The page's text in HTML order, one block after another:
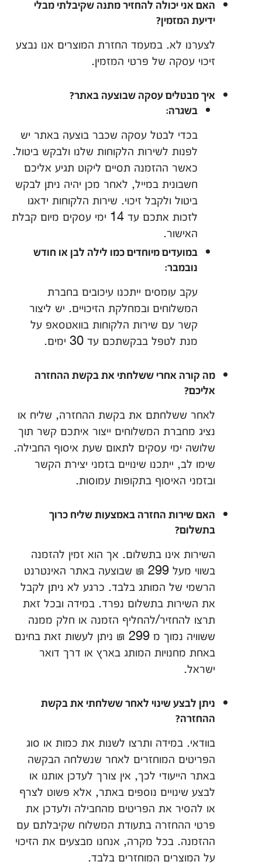
האם אני יכולה להחזיר מתנה שקיבלתי מבלי
ידיעת המזמין?
לצערנו לא. במעמד החזרת המוצרים אנו נבצע
זיכוי עסקה של פרטי המזמין.
איך מבטלים עסקה שבוצעה באתר?
בשגרה:
בכדי לבטל עסקה שכבר בוצעה באתר יש
לפנות לשירות הלקוחות שלנו ולבקש ביטול.
כאשר ההזמנה תסיים ליקוט תגיע אליכם
חשבונית במייל, לאחר מכן יהיה ניתן לבקש
ביטול ולקבל זיכוי. שירות הלקוחות ידאגו
לזכות אתכם עד 14 ימי עסקים מיום קבלת
האישור.
במועדים מיוחדים כמו לילה לבן או חודש
נובמבר:
עקב עומסים ייתכנו עיכובים בחברת
המשלוחים ובמחלקת הזיכויים. יש ליצור
קשר עם שירות הלקוחות בוואטסאפ על
מנת לטפל בבקשתכם עד 30 ימים.
מה קורה אחרי ששלחתי את בקשת ההחזרה
אליכם?
לאחר ששלחתם את בקשת ההחזרה, שליח או
נציג מחברת המשלוחים ייצור איתכם קשר תוך
שלושה ימי עסקים לתאום שעת איסוף החבילה.
שימו לב, ייתכנו שינויים בזמני יצירת הקשר
ובזמני האיסוף בתקופות עמוסות.
האם שירות החזרה באמצעות שליח כרוך
בתשלום?
השירות אינו בתשלום. אך הוא זמין להזמנה
בשווי מעל 299 ₪ שבוצעה באתר האינטרנט
הרשמי של המותג בלבד. כרגע לא ניתן לקבל
את השירות בתשלום נפרד. במידה ובכל זאת
תרצו להחזיר/להחליף הזמנה או חלק ממנה
ששוויה נמוך מ 299 ₪ ניתן לעשות זאת בחינם
באחת מחנויות המותג בארץ או דרך דואר
ישראל.
ניתן לבצע שינוי לאחר ששלחתי את בקשת
ההחזרה?
בוודאי. במידה ותרצו לשנות את כמות או סוג
הפריטים המוחזרים לאחר שנשלחה הבקשה
באתר הייעודי לכך, אין צורך לעדכן אותנו או
לבצע שינויים נוספים באתר, אלא פשוט לצרף
או להסיר את הפריטים מהחבילה ולעדכן את
פרטי ההחזרה בתעודת המשלוח שקיבלתם עם
ההזמנה. בכל מקרה, אנחנו מבצעים את הזיכוי
על המוצרים המוחזרים בלבד.